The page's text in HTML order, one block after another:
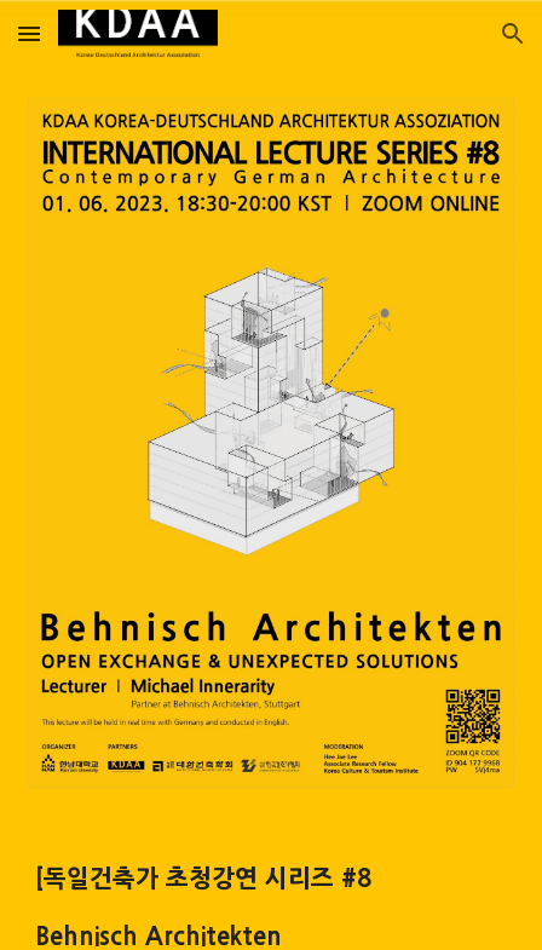
Skip to main content Skip to navigation
[독일건축가 초청강연 시리즈 #8
Behnisch Architekten